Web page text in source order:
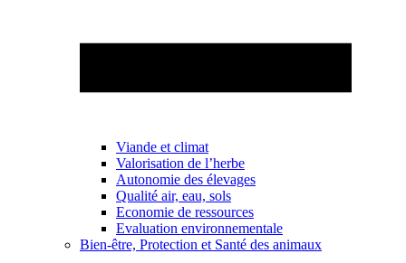
Viande et climat
Valorisation de l’herbe
Autonomie des élevages
Qualité air, eau, sols
Economie de ressources
Evaluation environnementale
Bien-être, Protection et Santé des animaux